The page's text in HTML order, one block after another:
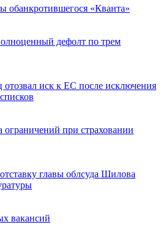
обанкротившегося «Кванта»
дефолт по трем
отозвал иск к ЕС после исключения
ограничений при страховании
главы облсуда Шилова
вакансий